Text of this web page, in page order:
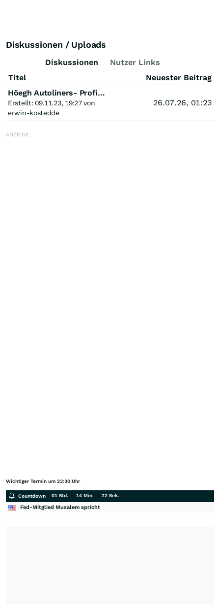
Diskussionen / Uploads
Diskussionen
Nutzer Links
Titel
Neuester Beitrag
Höegh Autoliners- Profiteur vom Boom der chinesischen Auto- Exporteure
Erstellt: 09.11.23, 19:27 von
erwin-kostedde
26.07.26, 01:23
Wichtiger Termin um 23:30 Uhr
Countdown 01 Std. 14 Min. 21 Sek.
Fed-Mitglied Musalem spricht